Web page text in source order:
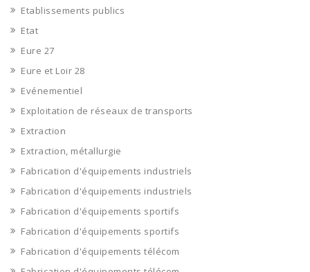
Etablissements publics
Etat
Eure 27
Eure et Loir 28
Evénementiel
Exploitation de réseaux de transports
Extraction
Extraction, métallurgie
Fabrication d'équipements industriels
Fabrication d'équipements industriels
Fabrication d'équipements sportifs
Fabrication d'équipements sportifs
Fabrication d'équipements télécom